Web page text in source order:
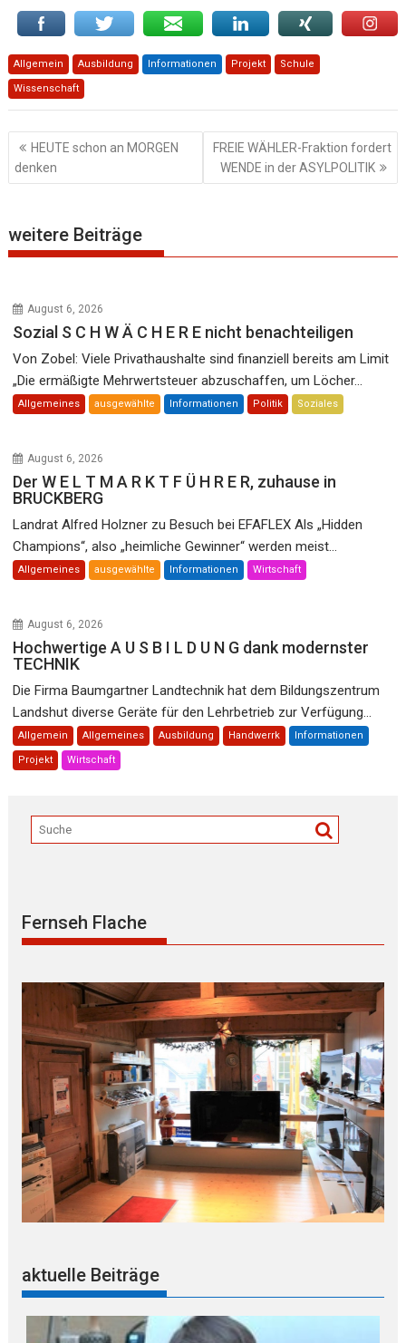
Allgemein Ausbildung Informationen Projekt Schule
Wissenschaft
Beitragsnavigation
HEUTE schon an MORGEN
denken
FREIE WÄHLER-Fraktion fordert
WENDE in der ASYLPOLITIK
weitere Beiträge
August 6, 2026
Sozial S C H W Ä C H E R E nicht benachteiligen
Von Zobel: Viele Privathaushalte sind finanziell bereits am Limit
„Die ermäßigte Mehrwertsteuer abzuschaffen, um Löcher...
Allgemeines ausgewählte Informationen Politik Soziales
August 6, 2026
Der W E L T M A R K T F Ü H R E R, zuhause in
BRUCKBERG
Landrat Alfred Holzner zu Besuch bei EFAFLEX Als „Hidden
Champions“, also „heimliche Gewinner“ werden meist...
Allgemeines ausgewählte Informationen Wirtschaft
August 6, 2026
Hochwertige A U S B I L D U N G dank modernster
TECHNIK
Die Firma Baumgartner Landtechnik hat dem Bildungszentrum
Landshut diverse Geräte für den Lehrbetrieb zur Verfügung...
Allgemein Allgemeines Ausbildung Handwerrk Informationen
Projekt Wirtschaft
Fernseh Flache
aktuelle Beiträge